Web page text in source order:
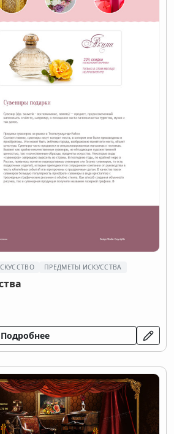
ПРЕДМЕТЫ ИСКУССТВА
Подробнее